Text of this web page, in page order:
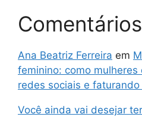
Comentários
Ana Beatriz Ferreira em
feminino: como
redes sociais e faturando
Você ainda vai desejar